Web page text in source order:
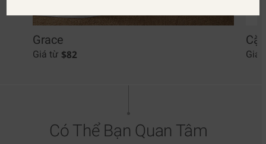
Grace
Giá từ $82 Giá
Có Thể Bạn Quan Tâm